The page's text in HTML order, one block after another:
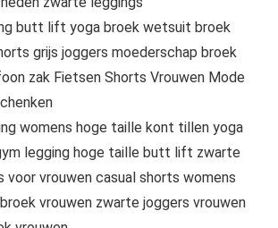
butt lift yoga broek wetsuit broek
grijs joggers moederschap broek
zak Fietsen Shorts Vrouwen Mode
womens hoge taille kont tillen yoga
legging hoge taille butt lift zwarte
voor vrouwen casual shorts womens
vrouwen zwarte joggers vrouwen